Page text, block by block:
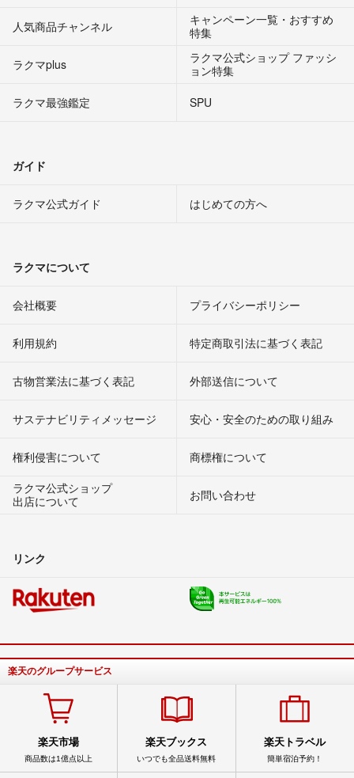
人気商品チャンネル
キャンペーン一覧・おすすめ
特集
ラクマplus
ラクマ公式ショップ ファッシ
ョン特集
ラクマ最強鑑定
SPU
ガイド
ラクマ公式ガイド はじめての方へ
ラクマについて
会社概要 プライバシーポリシー
利用規約 特定商取引法に基づく表記
古物営業法に基づく表記 外部送信について
サステナビリティメッセージ 安心・安全のための取り組み
権利侵害について
商標権について
ラクマ公式ショップ
出店について
お問い合わせ
リンク
楽天のグループサービス
楽天市場
商品数は1億点以上
楽天ブックス
いつでも全品送料無料
楽天トラベル
簡単宿泊予約！